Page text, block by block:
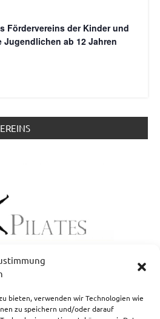
bieten, verwenden wir Technologien wie
zu speichern und/oder darauf
Fördervereins der Kinder und
Jugendlichen ab 12 Jahren